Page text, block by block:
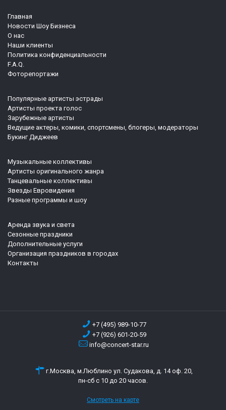
Главная
Новости Шоу Бизнеса
О нас
Наши клиенты
Политика конфиденциальности
F.A.Q.
Фоторепортажи
Популярные артисты эстрады
Артисты проекта голос
Зарубежные артисты
Ведущие актеры, комики, спортсмены, блогеры, модераторы
Букинг Диджеев
Музыкальные коллективы
Артисты оригинального жанра
Танцевальные коллективы
Звезды Евровидения
Разные программы и шоу
Аренда звука и света
Сезонные праздники
Дополнительные услуги
Организация праздников в городах
Контакты
+7 (495) 989-10-77
+7 (926) 601-20-59
info@concert-star.ru
г.Москва, м.Люблино ул. Судакова, д. 14 оф. 20,
пн-сб с 10 до 20 часов.
Смотреть на карте